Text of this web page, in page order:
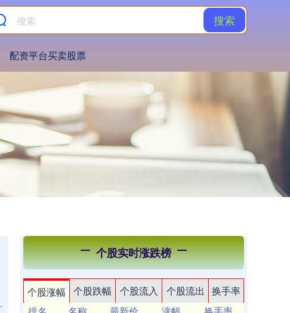
搜索
配资平台买卖股票
个股实时涨跌榜
个股涨幅 个股跌幅 个股流入 个股流出
换手率